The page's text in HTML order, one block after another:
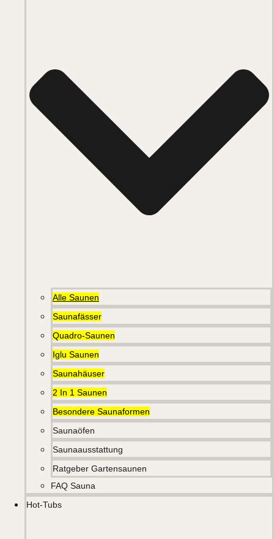
Alle Saunen
Saunafässer
Quadro-Saunen
Iglu Saunen
Saunahäuser
2 In 1 Saunen
Besondere Saunaformen
Saunaöfen
Saunaausstattung
Ratgeber Gartensaunen
FAQ Sauna
Hot-Tubs